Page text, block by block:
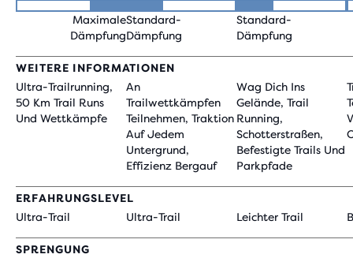
Maximale
Dämpfung
Standard-
Dämpfung
Standard-
Dämpfung
WEITERE INFORMATIONEN
Ultra-Trailrunning,
50 Km Trail Runs
Und Wettkämpfe
An
Trailwettkämpfen
Teilnehmen, Traktion
Auf Jedem
Untergrund,
Effizienz Bergauf
Wag Dich Ins
Gelände, Trail
Running,
Schotterstraßen,
Befestigte Trails Und
Parkpfade
ERFAHRUNGSLEVEL
Ultra-Trail
Ultra-Trail Leichter Trail
SPRENGUNG